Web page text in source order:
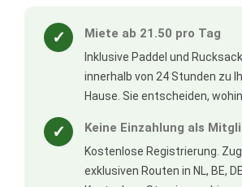
✓ Miete ab 21.50 pro Tag
Inklusive Paddel und
innerhalb von 24 Stunden zu
Hause. Sie entscheiden,
✓ Keine Einzahlung als
Kostenlose Registrierung.
exklusiven Routen in NL, BE,